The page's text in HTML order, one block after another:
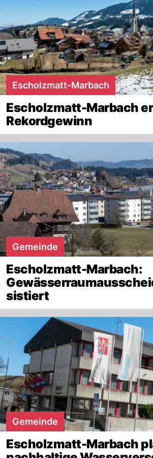
Escholzmatt-Marbach
Escholzmatt-Marbach
Rekordgewinn
Gemeinde
Escholzmatt-Marbach:
sistiert
Gemeinde
Escholzmatt-Marbach